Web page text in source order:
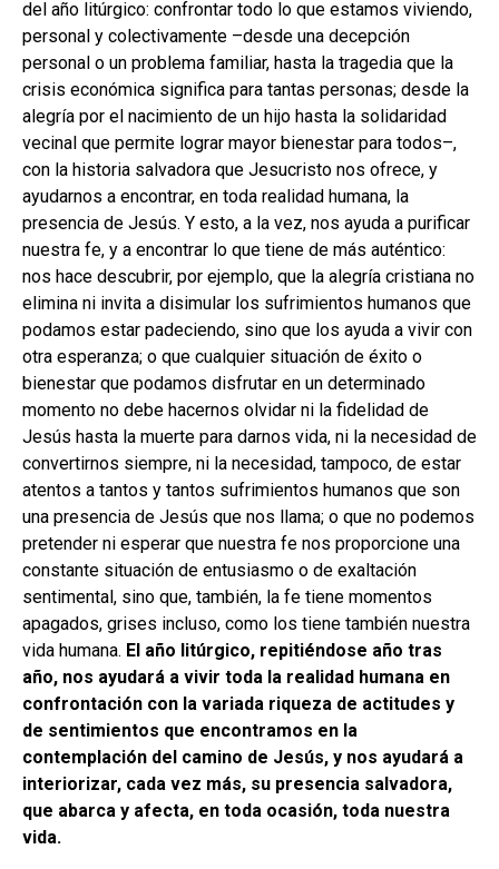
del año litúrgico: confrontar todo lo que estamos viviendo,
personal y colectivamente –desde una decepción
personal o un problema familiar, hasta la tragedia que la
crisis económica significa para tantas personas; desde la
alegría por el nacimiento de un hijo hasta la solidaridad
vecinal que permite lograr mayor bienestar para todos–,
con la historia salvadora que Jesucristo nos ofrece, y
ayudarnos a encontrar, en toda realidad humana, la
presencia de Jesús. Y esto, a la vez, nos ayuda a purificar
nuestra fe, y a encontrar lo que tiene de más auténtico:
nos hace descubrir, por ejemplo, que la alegría cristiana no
elimina ni invita a disimular los sufrimientos humanos que
podamos estar padeciendo, sino que los ayuda a vivir con
otra esperanza; o que cualquier situación de éxito o
bienestar que podamos disfrutar en un determinado
momento no debe hacernos olvidar ni la fidelidad de
Jesús hasta la muerte para darnos vida, ni la necesidad de
convertirnos siempre, ni la necesidad, tampoco, de estar
atentos a tantos y tantos sufrimientos humanos que son
una presencia de Jesús que nos llama; o que no podemos
pretender ni esperar que nuestra fe nos proporcione una
constante situación de entusiasmo o de exaltación
sentimental, sino que, también, la fe tiene momentos
apagados, grises incluso, como los tiene también nuestra
vida humana. El año litúrgico, repitiéndose año tras
año, nos ayudará a vivir toda la realidad humana en
confrontación con la variada riqueza de actitudes y
de sentimientos que encontramos en la
contemplación del camino de Jesús, y nos ayudará a
interiorizar, cada vez más, su presencia salvadora,
que abarca y afecta, en toda ocasión, toda nuestra
vida.